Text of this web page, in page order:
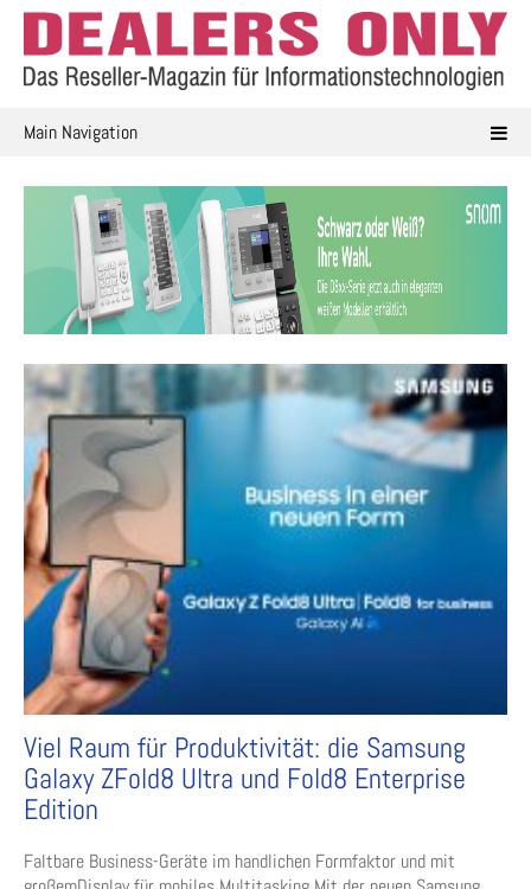
Skip
content
Main Navigation
Viel Raum für Produktivität: die Samsung
Galaxy ZFold8 Ultra und Fold8 Enterprise
Edition
Faltbare Business-Geräte im handlichen Formfaktor und mit